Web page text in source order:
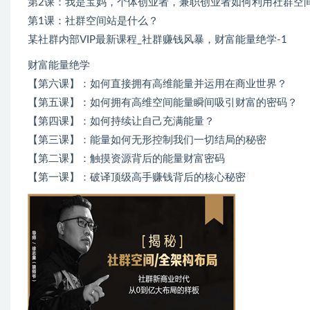
第2课：我是宝妈，个体创业者，兼职创业者如何利用社群空
第1课：社群空间站是什么？
某社群内部VIP最新课程_社群赚钱风暴，财富能量绝学-1
财富能量绝学
【第六课】：如何直接拥有高维能量并运用在商业世界？
【第五课】：如何拥有高维空间能量瞬间吸引财富的密码？
【第四课】：如何持续让自己充满能量？
【第三课】：能量如何无形控制我们一切结局的秘密
【第二课】：触摸资源背后的能量财富密码
【第一课】：破译顶级高手赚钱背后的核心秘密